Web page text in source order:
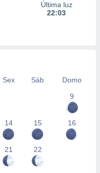
Última luz
22:03
Sex Sáb
Domo
9
14 15 16
21 22